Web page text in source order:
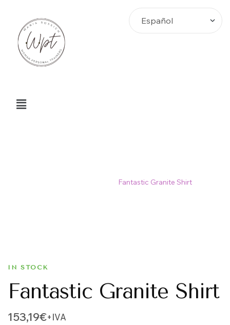
Fantastic Granite Shirt
IN STOCK
Fantastic Granite Shirt
153,19€+IVA